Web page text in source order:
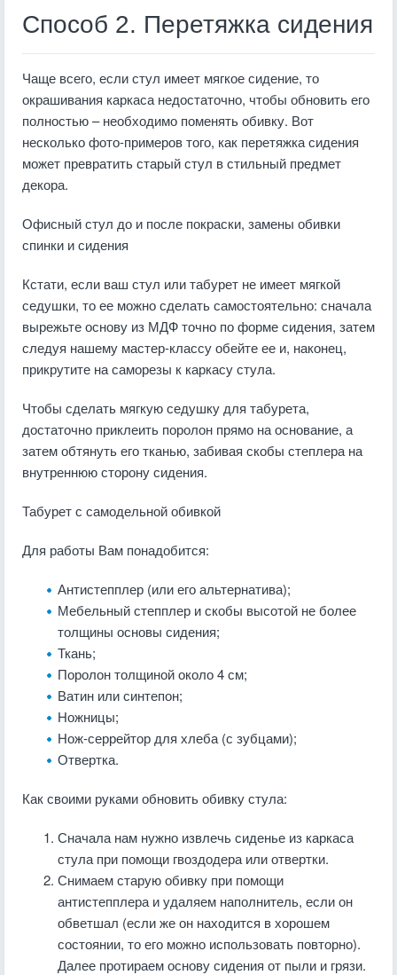
Способ 2. Перетяжка сидения
Чаще всего, если стул имеет мягкое сидение, то
окрашивания каркаса недостаточно, чтобы обновить его
полностью – необходимо поменять обивку. Вот
несколько фото-примеров того, как перетяжка сидения
может превратить старый стул в стильный предмет
декора.
Офисный стул до и после покраски, замены обивки
спинки и сидения
Кстати, если ваш стул или табурет не имеет мягкой
седушки, то ее можно сделать самостоятельно: сначала
вырежьте основу из МДФ точно по форме сидения, затем
следуя нашему мастер-классу обейте ее и, наконец,
прикрутите на саморезы к каркасу стула.
Чтобы сделать мягкую седушку для табурета,
достаточно приклеить поролон прямо на основание, а
затем обтянуть его тканью, забивая скобы степлера на
внутреннюю сторону сидения.
Табурет с самодельной обивкой
Для работы Вам понадобится:
Антистепплер (или его альтернатива);
Мебельный степплер и скобы высотой не более
толщины основы сидения;
Ткань;
Поролон толщиной около 4 см;
Ватин или синтепон;
Ножницы;
Нож-серрейтор для хлеба (с зубцами);
Отвертка.
Как своими руками обновить обивку стула:
Сначала нам нужно извлечь сиденье из каркаса
стула при помощи гвоздодера или отвертки.
Снимаем старую обивку при помощи
антистепплера и удаляем наполнитель, если он
обветшал (если же он находится в хорошем
состоянии, то его можно использовать повторно).
Далее протираем основу сидения от пыли и грязи.